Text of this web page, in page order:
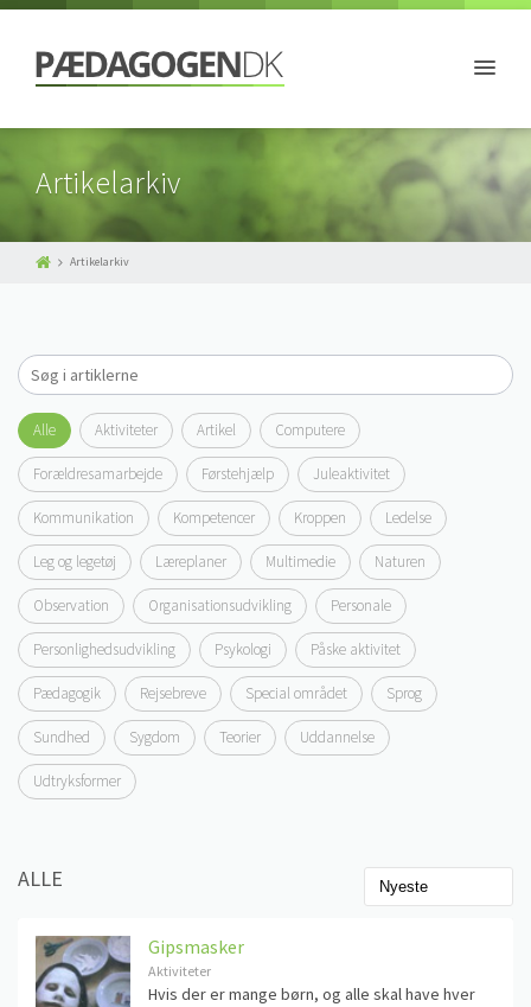
Artikelarkiv
Artikelarkiv
Alle Aktiviteter Artikel Computere
Forældresamarbejde Førstehjælp Juleaktivitet
Kommunikation Kompetencer Kroppen Ledelse
Leg og legetøj Læreplaner Multimedie Naturen
Observation Organisationsudvikling Personale
Personlighedsudvikling Psykologi Påske aktivitet
Pædagogik Rejsebreve Special området Sprog
Sundhed Sygdom Teorier Uddannelse
Udtryksformer
ALLE
Gipsmasker
Aktiviteter
Hvis der er mange børn, og alle skal have hver